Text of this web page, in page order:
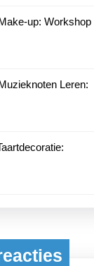
up: Workshop
Leren: